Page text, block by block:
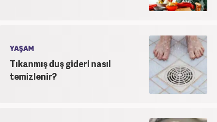
YAŞAM
Tıkanmış duş gideri nasıl
temizlenir?